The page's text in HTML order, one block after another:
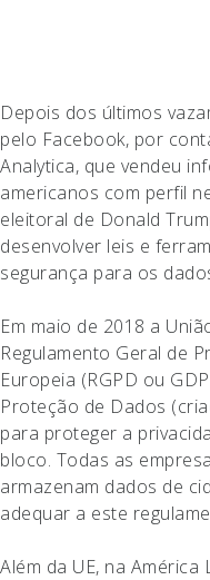
Depois dos últimos
pelo Facebook, por
Analytica, que vendeu
americanos com perfil
eleitoral de Donald
desenvolver leis e
segurança para os
Em maio de 2018 a
Regulamento Geral de
Europeia (RGPD ou
Proteção de Dados
para proteger a
bloco. Todas as
armazenam dados de
adequar a este
Além da UE, na